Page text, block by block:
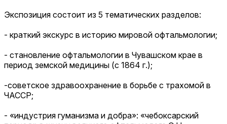
Экспозиция состоит из 5 тематических разделов:
- краткий экскурс в историю мировой офтальмологии;
- становление офтальмологии в Чувашском крае в
период земской медицины (с 1864 г.);
-советское здравоохранение в борьбе с трахомой в
ЧАССР;
- «индустрия гуманизма и добра»: «чебоксарский